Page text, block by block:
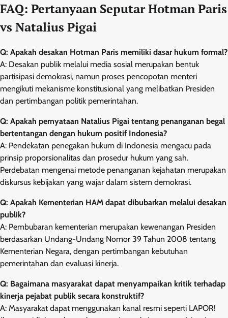
FAQ: Pertanyaan Seputar Hotman Paris
vs Natalius Pigai
Q: Apakah desakan Hotman Paris memiliki dasar hukum formal?
A: Desakan publik melalui media sosial merupakan bentuk
partisipasi demokrasi, namun proses pencopotan menteri
mengikuti mekanisme konstitusional yang melibatkan Presiden
dan pertimbangan politik pemerintahan.
Q: Apakah pernyataan Natalius Pigai tentang penanganan begal
bertentangan dengan hukum positif Indonesia?
A: Pendekatan penegakan hukum di Indonesia mengacu pada
prinsip proporsionalitas dan prosedur hukum yang sah.
Perdebatan mengenai metode penanganan kejahatan merupakan
diskursus kebijakan yang wajar dalam sistem demokrasi.
Q: Apakah Kementerian HAM dapat dibubarkan melalui desakan
publik?
A: Pembubaran kementerian merupakan kewenangan Presiden
berdasarkan Undang-Undang Nomor 39 Tahun 2008 tentang
Kementerian Negara, dengan pertimbangan kebutuhan
pemerintahan dan evaluasi kinerja.
Q: Bagaimana masyarakat dapat menyampaikan kritik terhadap
kinerja pejabat publik secara konstruktif?
A: Masyarakat dapat menggunakan kanal resmi seperti LAPOR!